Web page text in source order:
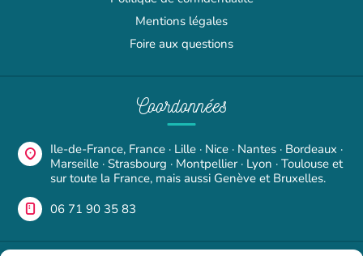
Mentions légales
Foire aux questions
Coordonnées
Ile-de-France, France · Lille · Nice · Nantes · Bordeaux ·
Marseille · Strasbourg · Montpellier · Lyon · Toulouse et
sur toute la France, mais aussi Genève et Bruxelles.
06 71 90 35 83